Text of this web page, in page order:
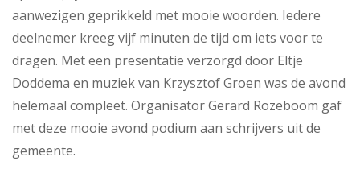
aanwezigen geprikkeld met mooie woorden. Iedere
deelnemer kreeg vijf minuten de tijd om iets voor te
dragen. Met een presentatie verzorgd door Eltje
Doddema en muziek van Krzysztof Groen was de avond
helemaal compleet. Organisator Gerard Rozeboom gaf
met deze mooie avond podium aan schrijvers uit de
gemeente.